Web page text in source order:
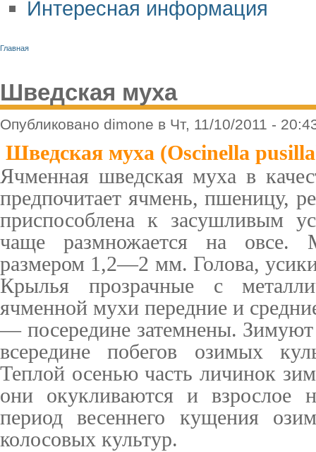
Интересная информация
Главная
Шведская муха
Опубликовано dimone в Чт, 11/10/2011 -
Шведская муха (Oscinella
Ячменная шведская муха в
предпочитает ячмень, пшеницу,
прис­пособлена к засушливым
чаще размножается на овсе.
размером 1,2—2 мм. Голова,
Крылья прозрачные с
ячменной мухи передние и
— посередине затемнены.
всередине побегов озимых
Теплой осенью часть личинок
они окукливаются и взрослое
период весеннего кущения
колосовых культур.